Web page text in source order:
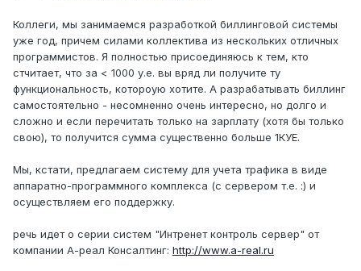
Коллеги, мы занимаемся разработкой биллинговой системы
уже год, причем силами коллектива из нескольких отличных
программистов. Я полностью присоединяюсь к тем, кто
стчитает, что за < 1000 у.е. вы вряд ли получите ту
функциональность, котороую хотите. А разрабатывать биллинг
самостоятельно - несомненно очень интересно, но долго и
сложно и если перечитать только на зарплату (хотя бы только
свою), то получится сумма существенно больше 1КУЕ.
Мы, кстати, предлагаем систему для учета трафика в виде
аппаратно-программного комплекса (с сервером т.е. :) и
осуществляем его поддержку.
речь идет о серии систем "Интренет контроль сервер" от
компании А-реал Консалтинг: http://www.a-real.ru